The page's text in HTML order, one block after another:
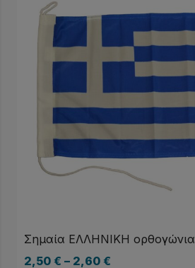
Σημαία ΕΛΛΗΝΙΚΗ ορθογώνια
2,50 € – 2,60 €